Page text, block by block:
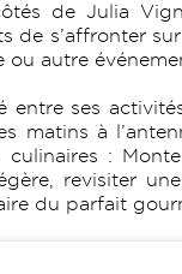
de Julia
de s’affronter
ou autre
entre ses
matins à
culinaires :
revisiter
du parfait